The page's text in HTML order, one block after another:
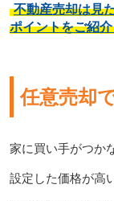
不動産売却は見
ポイントをご紹
任意売却
家に買い手がつか
設定した価格が高